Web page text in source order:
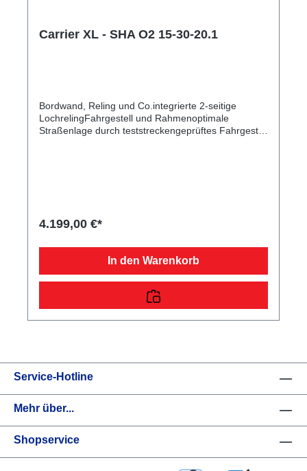
Carrier XL - SHA O2 15-30-20.1
Bordwand, Reling und Co.integrierte 2-seitige
LochrelingFahrgestell und Rahmenoptimale
Straßenlage durch teststreckengeprüftes Fahrgestell
und Achsenrobuste Gummifederachsewartungsfreie
ausgestattetVerzurr- und
SicherungsmöglichkeitenZahlreiche Verzurrpunkte
Einrichtungenmoderne Multifunktionsbeleuchtungmit
Rückfahrscheinwerfermit Nebelschlussleuchtemit
4.199,00 €*
In den Warenkorb
Service-Hotline
Mehr über...
Shopservice